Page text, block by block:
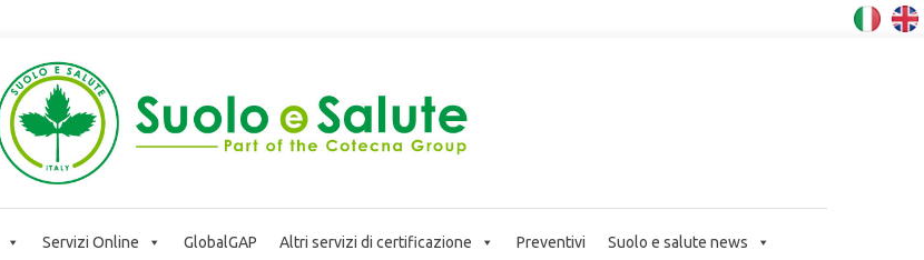
Servizi Online GlobalGAP Altri servizi di certificazione Preventivi Suolo e salute news